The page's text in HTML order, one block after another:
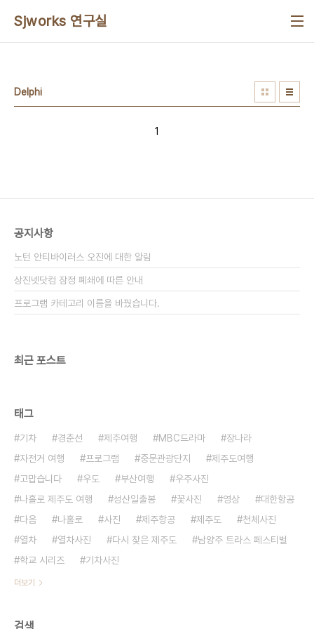
Sjworks 연구실
Delphi
1
공지사항
노턴 안티바이러스 오진에 대한 알림
상진넷닷컴 잠정 폐쇄에 따른 안내
프로그램 카테고리 이름을 바꿨습니다.
최근 포스트
태그
기차 경춘선 제주여행 MBC드라마
장나라
자전거 여행
프로그램 중문관광단지
제주도여행
고맙습니다
우도 부산여행
우주사진
나홀로 제주도 여행
성산일출봉 꽃사진 영상
대한항공
다음
나홀로 사진 제주항공 제주도
천체사진
열차
열차사진 다시 찾은 제주도
남양주 트라스 페스티벌
학교 시리즈
기차사진
더보기
검색